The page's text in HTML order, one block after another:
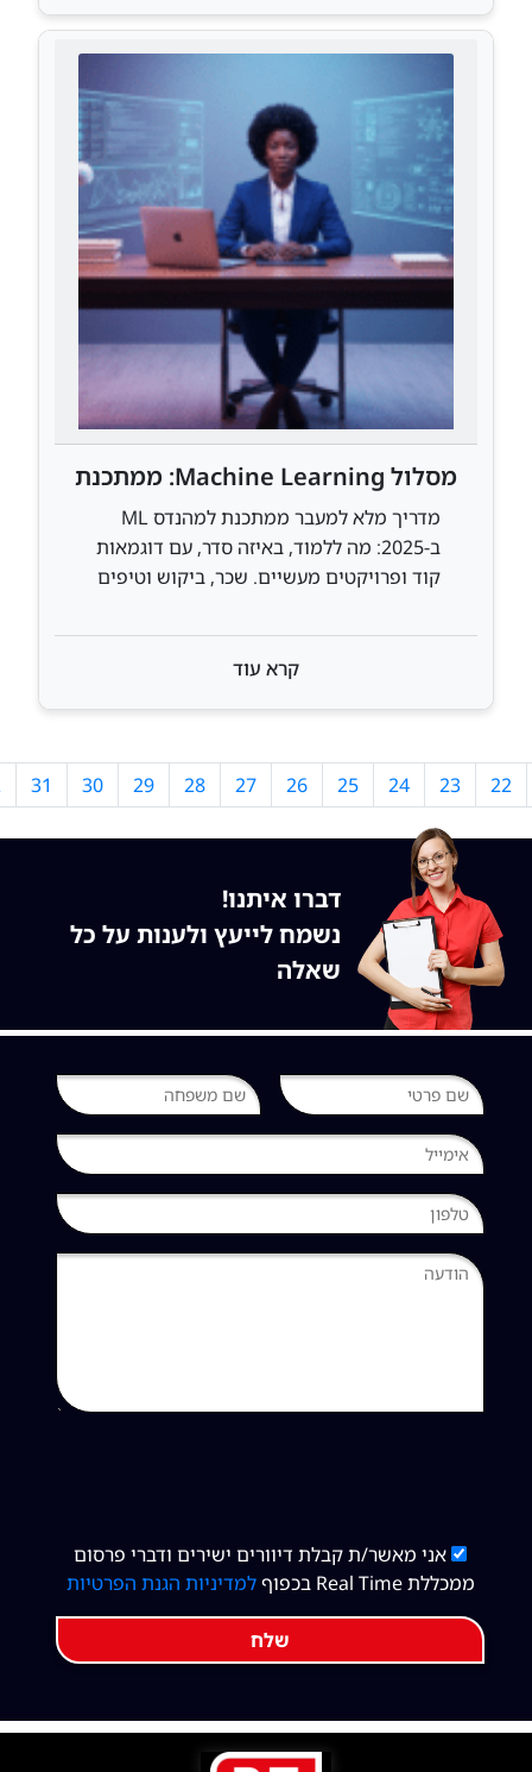
מסלול Machine Learning: ממתכנת
רגיל למהנדס AI מבוקש
מדריך מלא למעבר ממתכנת למהנדס ML
ב-2025: מה ללמוד, באיזה סדר, עם דוגמאות
קוד ופרויקטים מעשיים. שכר, ביקוש וטיפים
קרא עוד
22
23
24
25
26
27
28
29
30
31
דברו איתנו!
נשמח לייעץ ולענות על כל
שאלה
אני מאשר/ת קבלת דיוורים ישירים ודברי פרסום
ממכללת Real Time בכפוף
למדיניות הגנת הפרטיות
שלח